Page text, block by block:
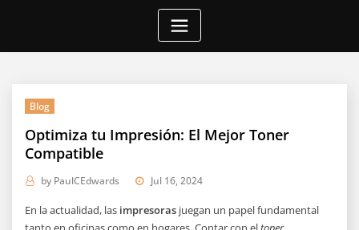
Blog
Optimiza tu Impresión: El Mejor Toner
Compatible
by PaulCEdwards Jul 16, 2024
En la actualidad, las impresoras juegan un papel fundamental